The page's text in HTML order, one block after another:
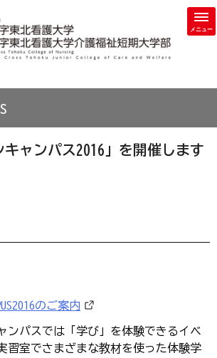
学園 日本赤十字東北看護大学・日本赤
キャンパス2016」を開催します
のご案内
ンパスでは「学び」を体験できるイベ
習室でさまざまな教材を使った体験学